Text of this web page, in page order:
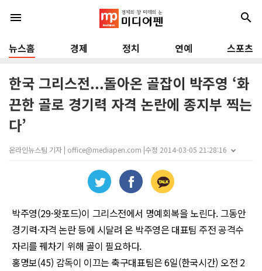
menu search
뉴스홈 경제 정치 연예 스포츠
한국 그리스전...돌아온 골잡이 박주영 ‘화
끈한 골로 경기력 자격 논란에 종지부 찍는
다’
온라인뉴스팀 기자 | office@mediapen.com |수정 2014-03-05 21:28:16
박주영(29·왓포드)이 그리스전에서 명예회복을 노린다. 그동안
경기력·자격 논란 등에 시달려 온 박주영은 대표팀 주전 공격수
자리를 꿰차기 위해 골이 필요하다.
홍명보(45) 감독이 이끄는 축구대표팀은6일(한국시간) 오전 2